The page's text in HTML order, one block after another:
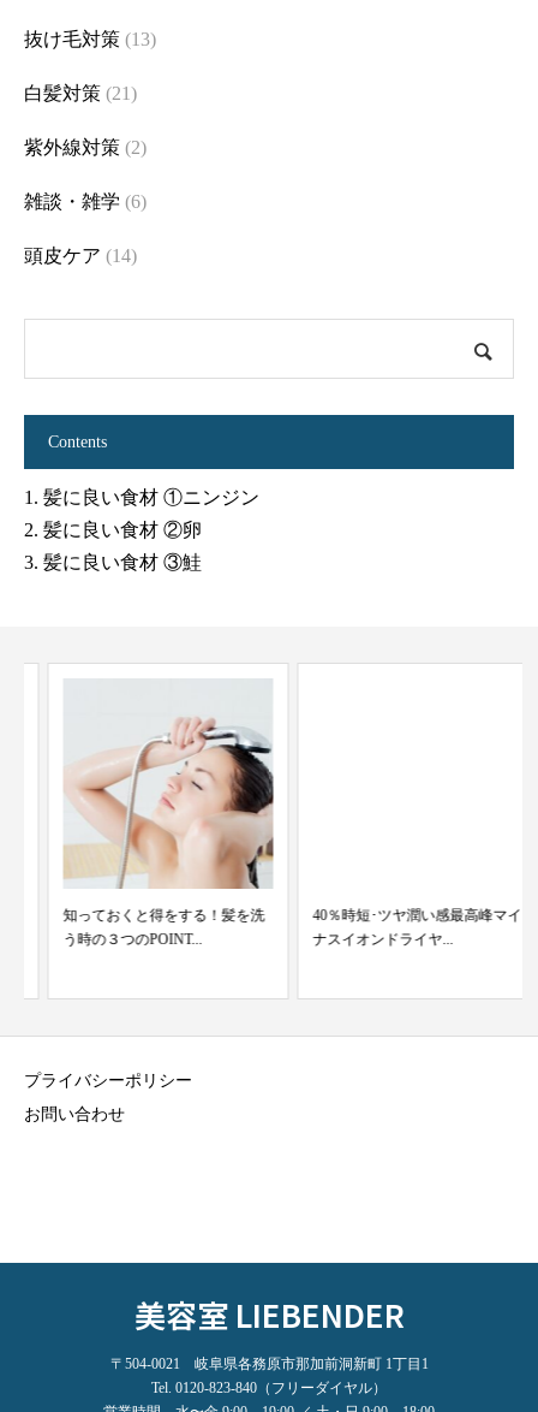
抜け毛対策 (13)
白髪対策 (21)
紫外線対策 (2)
雑談・雑学 (6)
頭皮ケア (14)
Contents
1. 髪に良い食材 ①ニンジン
2. 髪に良い食材 ②卵
3. 髪に良い食材 ③鮭
知っておくと得をする！髪を洗
う時の３つのPOINT...
40％時短･ツヤ潤い感最高峰マイ
ナスイオンドライヤ...
プライバシーポリシー
お問い合わせ
美容室 LIEBENDER
〒504-0021 岐阜県各務原市那加前洞新町 1丁目1
Tel. 0120-823-840（フリーダイヤル）